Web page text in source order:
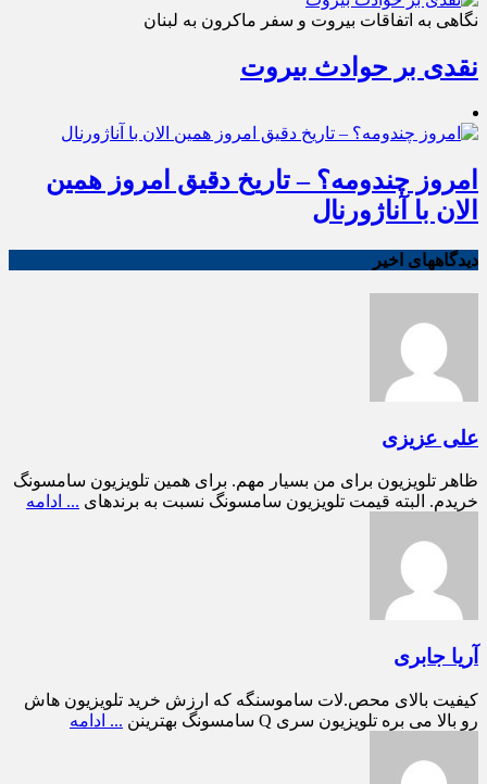
نگاهی به اتفاقات بیروت و سفر ماکرون به لبنان
نقدی بر حوادث بیروت
امروز چندومه؟ – تاریخ دقیق امروز همین
الان با آناژورنال
دیدگاههای اخیر
علی عزیزی
ظاهر تلویزیون برای من بسیار مهم. برای همین تلویزیون سامسونگ
خریدم. البته قیمت تلویزیون سامسونگ نسبت به برندهای ... ادامه
آریا جابری
کیفیت بالای محص.لات ساموسنگه که ارزش خرید تلویزیون هاش
رو بالا می بره تلویزیون سری Q سامسونگ بهترینن
... ادامه